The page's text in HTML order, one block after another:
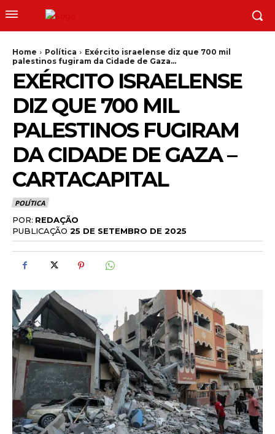
Home Política
Exército israelense diz que 700 mil
palestinos fugiram da Cidade de Gaza...
EXÉRCITO ISRAELENSE
DIZ QUE 700 MIL
PALESTINOS FUGIRAM
DA CIDADE DE GAZA –
CARTACAPITAL
POLÍTICA
POR: REDAÇÃO
PUBLICAÇÃO 25 DE SETEMBRO DE 2025